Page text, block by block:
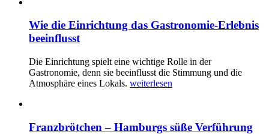
Wie die Einrichtung das Gastronomie-Erlebnis
beeinflusst
Die Einrichtung spielt eine wichtige Rolle in der
Gastronomie, denn sie beeinflusst die Stimmung und die
Atmosphäre eines Lokals. weiterlesen
Franzbrötchen – Hamburgs süße Verführung